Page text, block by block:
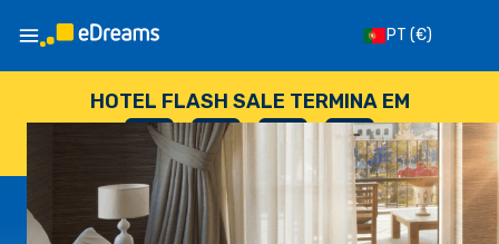
PT (€)
HOTEL FLASH SALE TERMINA EM
--
DIAS
: --
HORAS
: --
SEGUNDOS